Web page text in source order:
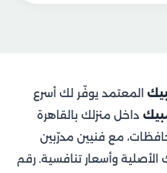
المعتمد يوفّر لك أسرع
داخل منزلك بالقاهرة
مع فنيين مدرّبين
الأصلية وأسعار تنافسية. رقم